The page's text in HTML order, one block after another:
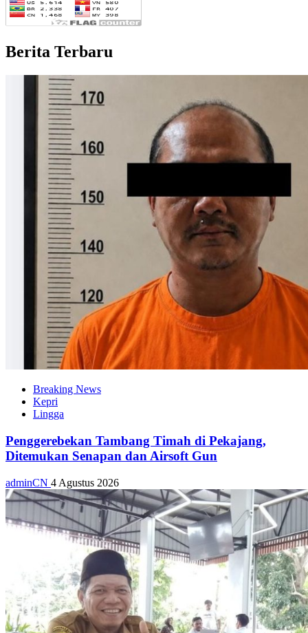
Berita Terbaru
Breaking News
Kepri
Lingga
Penggerebekan Tambang Timah di Pekajang,
Ditemukan Senapan dan Airsoft Gun
adminCN 4 Agustus 2026